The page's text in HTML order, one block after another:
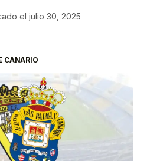
el julio 30, 2025
CANARIO